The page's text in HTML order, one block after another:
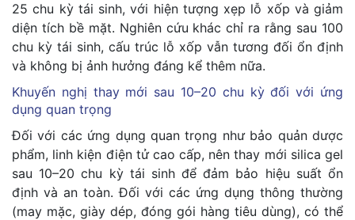
25 chu kỳ tái sinh, với hiện tượng xẹp lỗ xốp và giảm
diện tích bề mặt. Nghiên cứu khác chỉ ra rằng sau 100
chu kỳ tái sinh, cấu trúc lỗ xốp vẫn tương đối ổn định
và không bị ảnh hưởng đáng kể thêm nữa.
Khuyến nghị thay mới sau 10–20 chu kỳ đối với ứng
dụng quan trọng
Đối với các ứng dụng quan trọng như bảo quản dược
phẩm, linh kiện điện tử cao cấp, nên thay mới silica gel
sau 10–20 chu kỳ tái sinh để đảm bảo hiệu suất ổn
định và an toàn. Đối với các ứng dụng thông thường
(may mặc, giày dép, đóng gói hàng tiêu dùng), có thể